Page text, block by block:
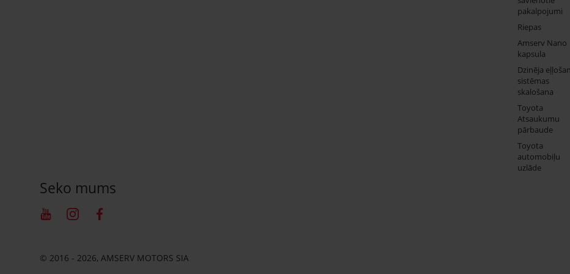
pakalpojumi
Riepas
Amserv Nano
kapsula
Dzinēja
sistēmas
skalošana
Toyota
Atsaukumu
pārbaude
Toyota
automobiļu
uzlāde
Seko mums
YoutubeInstagram
© 2016 - 2026, AMSERV MOTORS SIA